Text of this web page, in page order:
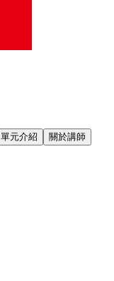
單元介紹
關於講師